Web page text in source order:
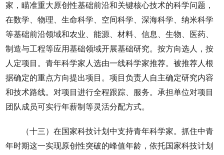
家，瞄准重大原创性基础前沿和关键核心技术的科学问题，
在数学、物理、生命科学、空间科学、深海科学、纳米科学
等基础前沿领域和农业、能源、材料、信息、生物、医药、
制造与工程等应用基础领域开展基础研究。按方向选人，按
人定项目。青年科学家人选由一线科学家推荐。被推荐人根
据确定的重点方向提出项目。项目负责人自主确定研究内容
和技术路线。对项目进行全程跟踪、服务。承担单位对项目
团队成员可实行年薪制等灵活分配方式。
（十三）在国家科技计划中支持青年科学家。抓住中青
年时期这一实现原创性突破的峰值年龄，依托国家科技计划